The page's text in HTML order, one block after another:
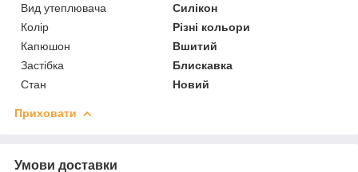
Вид утеплювача
Силікон
Колір
Різні кольори
Капюшон
Вшитий
Застібка
Блискавка
Стан
Новий
Приховати
Умови доставки